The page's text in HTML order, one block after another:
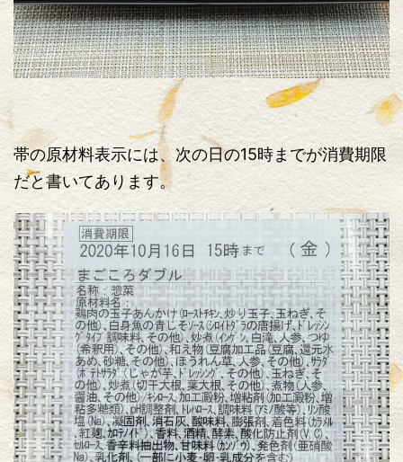
帯の原材料表示には、次の日の15時までが消費期限
だと書いてあります。